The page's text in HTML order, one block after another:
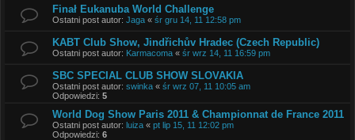
Finał Eukanuba World Challenge
Ostatni post autor: Jaga « śr gru 14, 11 12:58 pm
KABT Club Show, Jindřichův Hradec (Czech Republic)
Ostatni post autor: Karmacoma « śr wrz 14, 11 16:59 pm
SBC SPECIAL CLUB SHOW SLOVAKIA
Ostatni post autor: swinka « śr wrz 07, 11 10:05 am
Odpowiedzi: 5
World Dog Show Paris 2011 & Championnat de France 2011
Ostatni post autor: luiza « pt lip 15, 11 12:02 pm
Odpowiedzi: 6